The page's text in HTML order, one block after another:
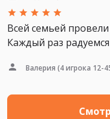
Всей семьей
Каждый раз
Валерия (4 игрока 12-